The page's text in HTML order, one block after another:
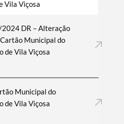
Vila Viçosa
DR – Alteração
Municipal do
de Vila Viçosa
Municipal do
de Vila Viçosa